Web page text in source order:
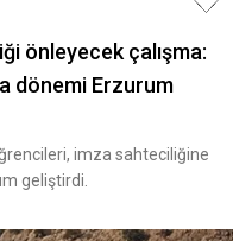
önleyecek çalışma:
dönemi Erzurum
imza sahteciliğine
geliştirdi.